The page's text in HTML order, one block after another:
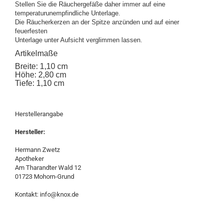
Stellen Sie die Räuchergefäße daher immer auf eine
temperaturunempfindliche Unterlage.
Die Räucherkerzen an der Spitze anzünden und auf einer
feuerfesten
Unterlage unter Aufsicht verglimmen lassen.
Artikelmaße
Breite: 1,10 cm
Höhe: 2,80 cm
Tiefe: 1,10 cm
Herstellerangabe
Hersteller:
​Hermann Zwetz
Apotheker
Am Tharandter Wald 12
01723 Mohorn-Grund
Kontakt: info@knox.de